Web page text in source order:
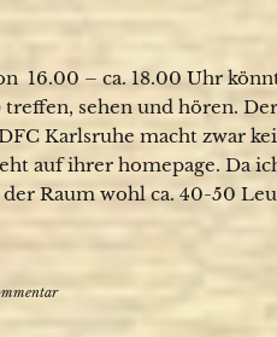
16.00 – ca. 18.00 Uhr
sehen und hören.
Karlsruhe macht zwar
auf ihrer homepage. Da
Raum wohl ca. 40-50